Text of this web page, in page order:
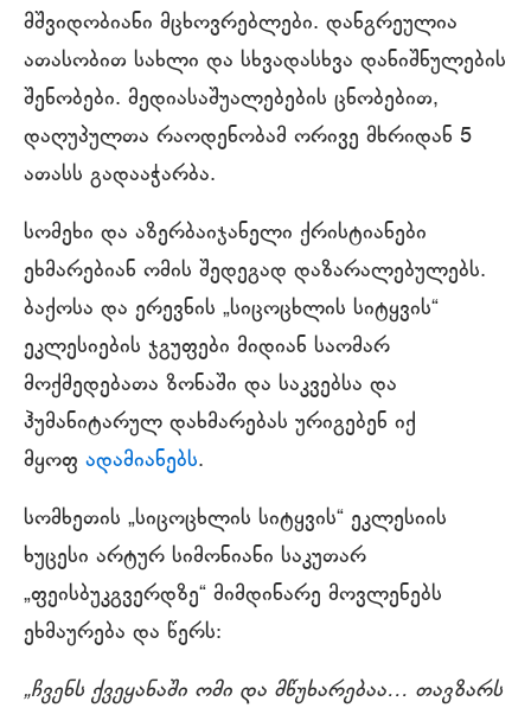
მშვიდობიანი მცხოვრებლები. დანგრეულია
ათასობით სახლი და სხვადასხვა დანიშნულების
შენობები. მედიასაშუალებების ცნობებით,
დაღუპულთა რაოდენობამ ორივე მხრიდან 5
ათასს გადააჭარბა.
სომეხი და აზერბაიჯანელი ქრისტიანები
ეხმარებიან ომის შედეგად დაზარალებულებს.
ბაქოსა და ერევნის „სიცოცხლის სიტყვის“
ეკლესიების ჯგუფები მიდიან საომარ
მოქმედებათა ზონაში და საკვებსა და
ჰუმანიტარულ დახმარებას ურიგებენ იქ
მყოფ ადამიანებს.
სომხეთის „სიცოცხლის სიტყვის“ ეკლესიის
ხუცესი არტურ სიმონიანი საკუთარ
„ფეისბუკგვერდზე“ მიმდინარე მოვლენებს
ეხმაურება და წერს:
„ჩვენს ქვეყანაში ომი და მწუხარებაა… თავზარს